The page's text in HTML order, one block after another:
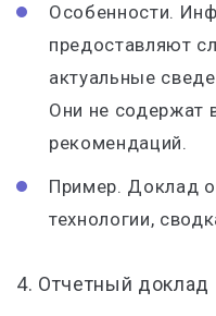
Особенности.
предоставляют
актуальные
Они не содержат
рекомендаций.
Пример. Доклад
технологии,
4. Отчетный доклад